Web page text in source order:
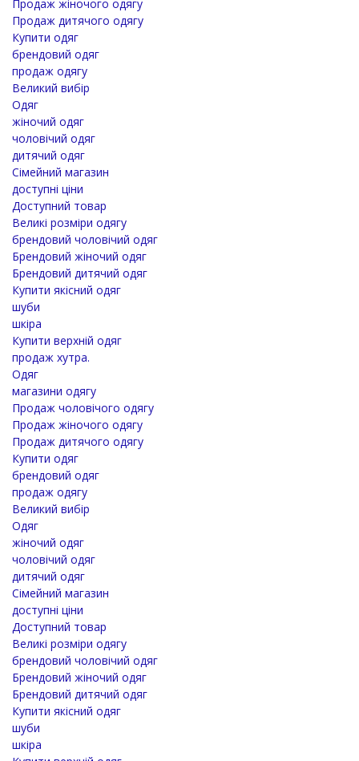
Продаж жіночого одягу
Продаж дитячого одягу
Купити одяг
брендовий одяг
продаж одягу
Великий вибір
Одяг
жіночий одяг
чоловічий одяг
дитячий одяг
Сімейний магазин
доступні ціни
Доступний товар
Великі розміри одягу
брендовий чоловічий одяг
Брендовий жіночий одяг
Брендовий дитячий одяг
Купити якісний одяг
шуби
шкіра
Купити верхній одяг
продаж хутра.
Одяг
магазини одягу
Продаж чоловічого одягу
Продаж жіночого одягу
Продаж дитячого одягу
Купити одяг
брендовий одяг
продаж одягу
Великий вибір
Одяг
жіночий одяг
чоловічий одяг
дитячий одяг
Сімейний магазин
доступні ціни
Доступний товар
Великі розміри одягу
брендовий чоловічий одяг
Брендовий жіночий одяг
Брендовий дитячий одяг
Купити якісний одяг
шуби
шкіра